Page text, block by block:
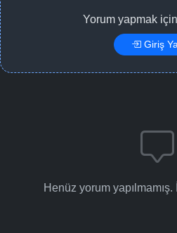
Yorum yapmak
Giriş
Henüz yorum